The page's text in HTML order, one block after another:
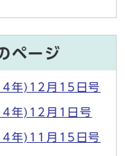
ページ
年)12月15日号
年)12月1日号
年)11月15日号